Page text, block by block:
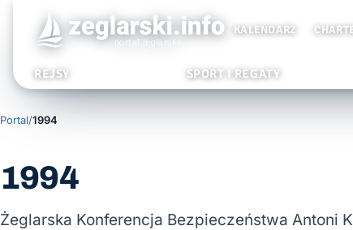
KALENDARZ
REJSY SPORT I REGATY
Portal/1994
1994
Żeglarska Konferencja Bezpieczeństwa Antoni